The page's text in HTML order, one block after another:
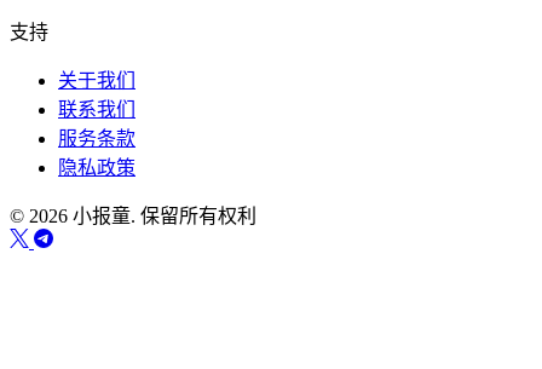
支持
关于我们
联系我们
服务条款
隐私政策
© 2026 小报童. 保留所有权利